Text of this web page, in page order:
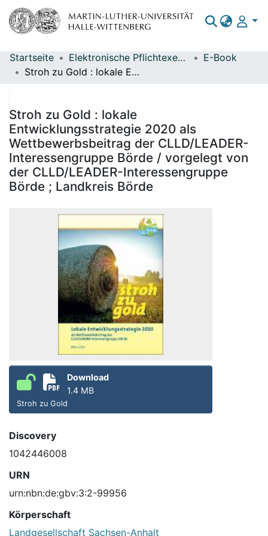
Bereiche & Sammlungen
Statistiken
Startseite Elektronische Pflichtexemplare
E-Book
Stroh zu Gold : lokale Entwicklungsstrategie 2020 als Wettbewerbsbeitrag der CLLD/LEADER-Interessengruppe Börde / vorgelegt von der CLLD/LEADER-Interessengruppe Börde ; Landkreis Börde
Stroh zu Gold : lokale
Entwicklungsstrategie 2020 als
Wettbewerbsbeitrag der CLLD/LEADER-
Interessengruppe Börde / vorgelegt von
der CLLD/LEADER-Interessengruppe
Börde ; Landkreis Börde
Download
1.4 MB
Stroh zu Gold
Discovery
1042446008
URN
urn:nbn:de:gbv:3:2-99956
Körperschaft
Landgesellschaft Sachsen-Anhalt